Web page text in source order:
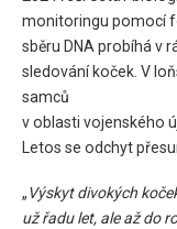
monitoringu pomocí
sběru DNA probíhá v
sledování koček. V
samců
v oblasti vojenského
Letos se odchyt
„Výskyt divokých
už řadu let, ale až do